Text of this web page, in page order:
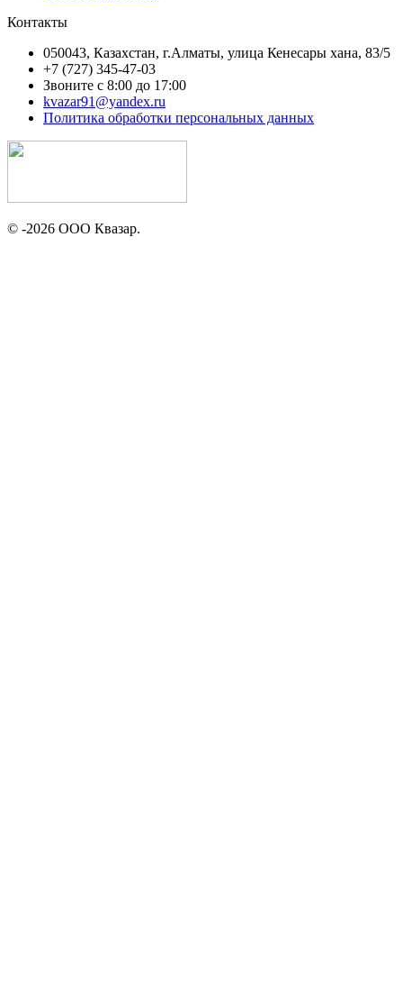
Контакты
050043, Казахстан, г.Алматы, улица Кенесары хана, 83/5
+7 (727) 345-47-03
Звоните с 8:00 до 17:00
kvazar91@yandex.ru
Политика обработки персональных данных
© -2026 ООО Квазар.